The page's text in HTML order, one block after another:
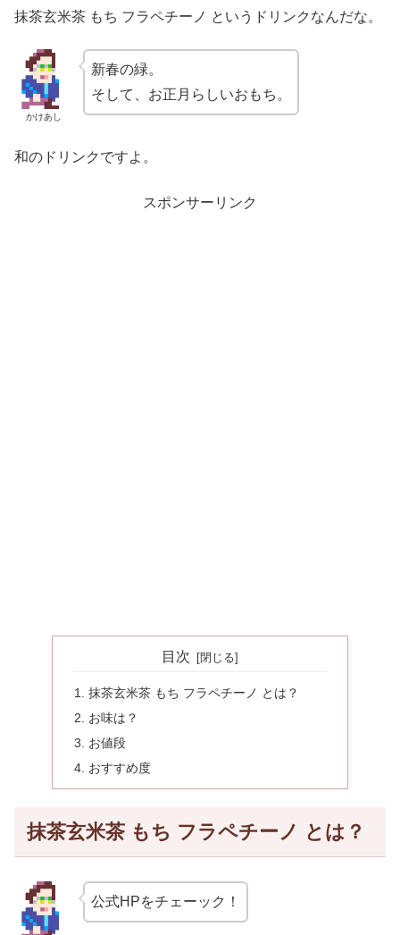
抹茶玄米茶 もち フラペチーノ というドリンクなんだな。
かけあし
新春の緑。
そして、お正月らしいおもち。
和のドリンクですよ。
スポンサーリンク
目次
抹茶玄米茶 もち フラペチーノ とは？
お味は？
お値段
おすすめ度
抹茶玄米茶 もち フラペチーノ とは？
公式HPをチェーック！